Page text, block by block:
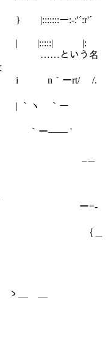
:'´:r'´
|:
う名
rt/ /.
ー
―― '
＿
ー=-
/ ｛＿
、